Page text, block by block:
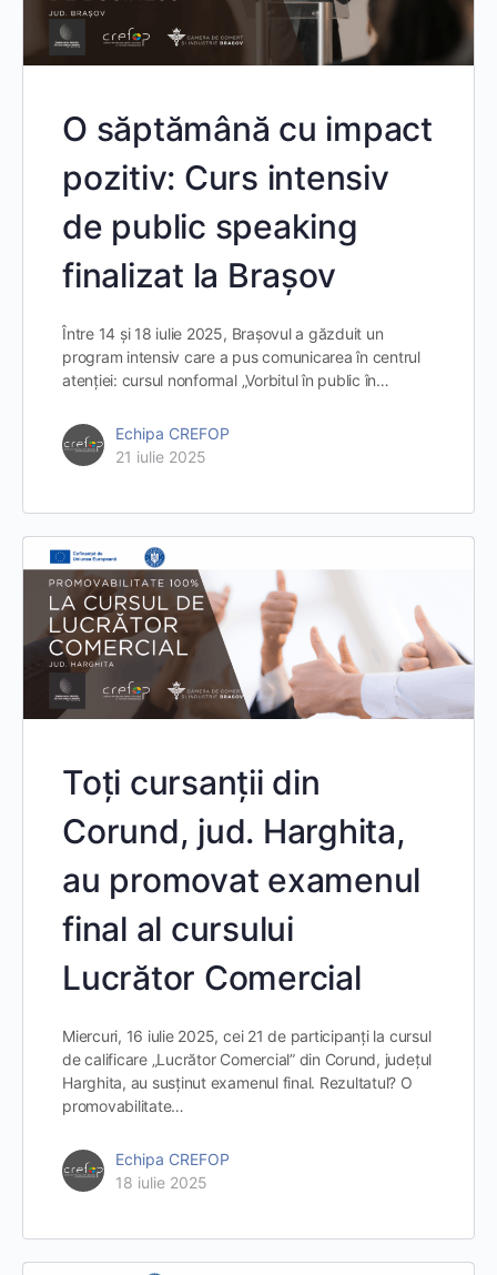
O săptămână cu impact
pozitiv: Curs intensiv
de public speaking
finalizat la Brașov
Între 14 și 18 iulie 2025, Brașovul a găzduit un
program intensiv care a pus comunicarea în centrul
atenției: cursul nonformal „Vorbitul în public în…
Echipa CREFOP
21 iulie 2025
Toți cursanții din
Corund, jud. Harghita,
au promovat examenul
final al cursului
Lucrător Comercial
Miercuri, 16 iulie 2025, cei 21 de participanți la cursul
de calificare „Lucrător Comercial” din Corund, județul
Harghita, au susținut examenul final. Rezultatul? O
promovabilitate…
Echipa CREFOP
18 iulie 2025